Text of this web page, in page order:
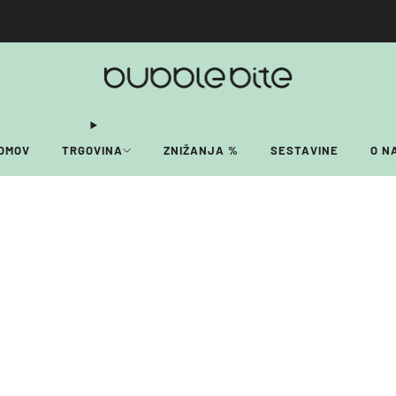
TRGOVINA ZNIŽANJA % SESTAVINE O